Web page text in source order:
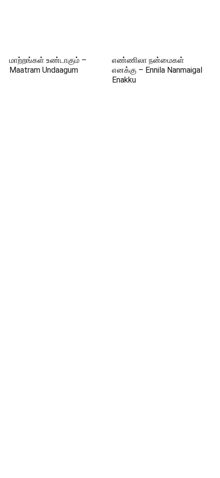
மாற்றங்கள் உண்டாகும் –
Maatram Undaagum
எண்ணிலா நன்மைகள்
எனக்கு – Ennila Nanmaigal
Enakku